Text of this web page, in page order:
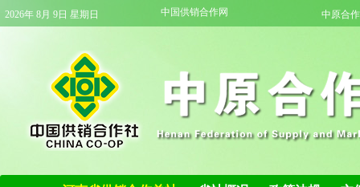
2026年 8月 9日 星期日 中国供销合作网 中原合